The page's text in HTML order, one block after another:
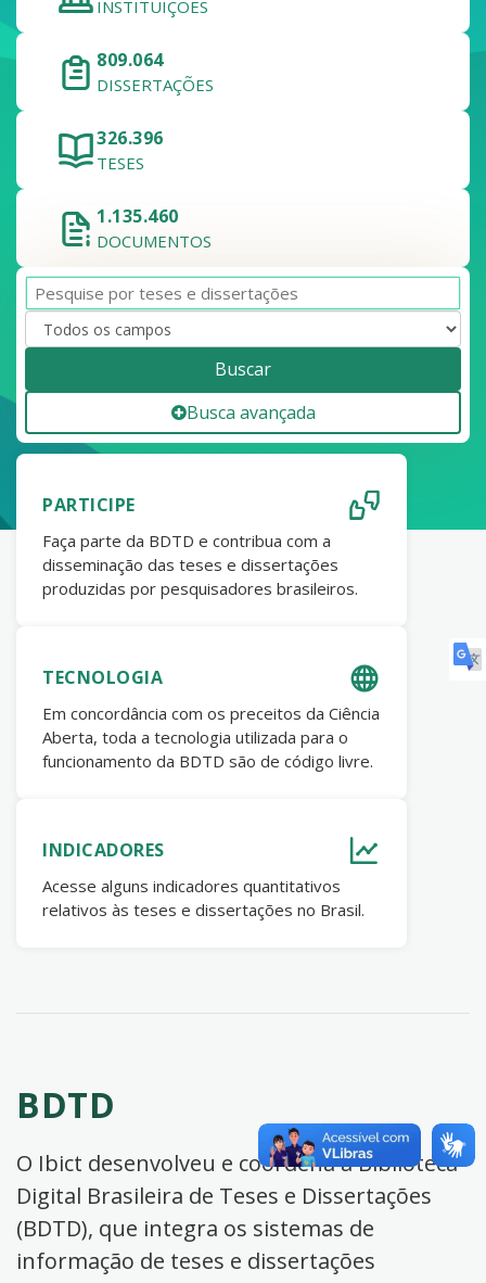
INSTITUIÇÕES
809.064
DISSERTAÇÕES
326.396
TESES
1.135.460
DOCUMENTOS
Buscar
Busca avançada
PARTICIPE
Faça parte da BDTD e contribua com a
disseminação das teses e dissertações
produzidas por pesquisadores brasileiros.
TECNOLOGIA
Em concordância com os preceitos da Ciência
Aberta, toda a tecnologia utilizada para o
funcionamento da BDTD são de código livre.
INDICADORES
Acesse alguns indicadores quantitativos
relativos às teses e dissertações no Brasil.
BDTD
O Ibict desenvolveu e coordena a Biblioteca
Digital Brasileira de Teses e Dissertações
(BDTD), que integra os sistemas de
informação de teses e dissertações